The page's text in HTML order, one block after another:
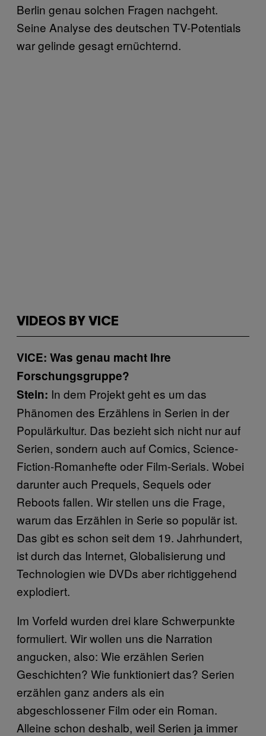
Berlin genau solchen Fragen nachgeht.
Seine Analyse des deutschen TV-Potentials
war gelinde gesagt ernüchternd.
VIDEOS BY VICE
VICE: Was genau macht Ihre
Forschungsgruppe?
Stein: In dem Projekt geht es um das
Phänomen des Erzählens in Serien in der
Populärkultur. Das bezieht sich nicht nur auf
Serien, sondern auch auf Comics, Science-
Fiction-Romanhefte oder Film-Serials. Wobei
darunter auch Prequels, Sequels oder
Reboots fallen. Wir stellen uns die Frage,
warum das Erzählen in Serie so populär ist.
Das gibt es schon seit dem 19. Jahrhundert,
ist durch das Internet, Globalisierung und
Technologien wie DVDs aber richtiggehend
explodiert.
Im Vorfeld wurden drei klare Schwerpunkte
formuliert. Wir wollen uns die Narration
angucken, also: Wie erzählen Serien
Geschichten? Wie funktioniert das? Serien
erzählen ganz anders als ein
abgeschlossener Film oder ein Roman.
Alleine schon deshalb, weil Serien ja immer